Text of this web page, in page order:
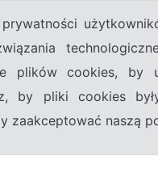
plików cookies,
by pliki cookies
zaakceptować naszą